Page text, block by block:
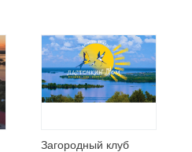
Загородный клуб